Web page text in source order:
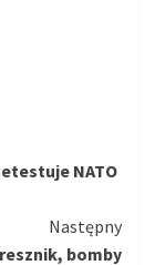
NATO
Następny
bomby